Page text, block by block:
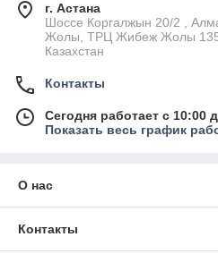
г. Астана
Шоссе Коргалжын 20/2 ,
Жолы, ТРЦ Жибеж Жолы 135,
Казахстан
Контакты
Сегодня работает с 10:00
Показать весь график
О нас
Контакты